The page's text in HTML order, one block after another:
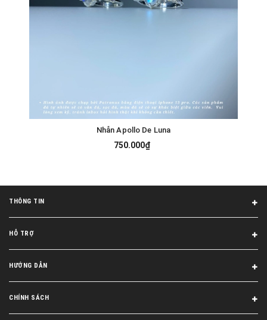
Nhẫn Apollo De Luna
750.000₫
THÔNG TIN
HỖ TRỢ
HƯỚNG DẪN
CHÍNH SÁCH